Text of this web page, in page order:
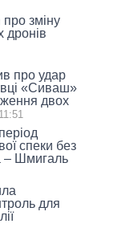
про зміну
дронів
про удар
«Сиваш»
двох
спеки без
– Шмигаль
для